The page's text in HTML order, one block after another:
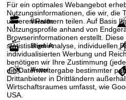
Für ein optimales Webangebot
Nutzungsinformationen, die wir, die
unseren Partnern teilen. Auf Basis
Nutzungsprofile anhand von
Browserinformationen erstellt.
statistischen Analyse, individuellen
individualisierten Werbung und
benötigen wir Ihre Zustimmung
die Datenweitergabe bestimmter
Drittanbieter in Drittländern
Wirtschaftsraumes umfasst, wie
USA.
Übersicht
Skigebiet
Wetter